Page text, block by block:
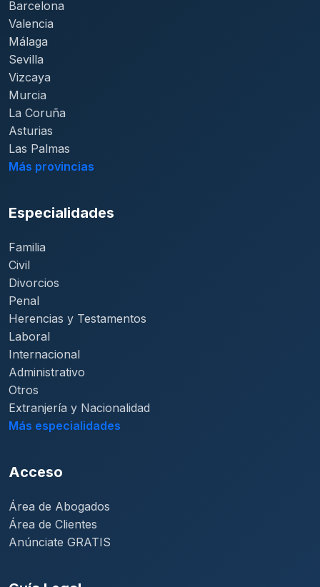
Barcelona
Valencia
Málaga
Sevilla
Vizcaya
Murcia
La Coruña
Asturias
Las Palmas
Más provincias
Especialidades
Familia
Civil
Divorcios
Penal
Herencias y Testamentos
Laboral
Internacional
Administrativo
Otros
Extranjería y Nacionalidad
Más especialidades
Acceso
Área de Abogados
Área de Clientes
Anúnciate GRATIS